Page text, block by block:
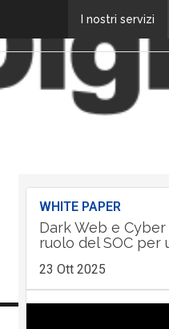
I nostri servizi
WHITE PAPER
Dark Web e
ruolo del SOC per
23 Ott 2025